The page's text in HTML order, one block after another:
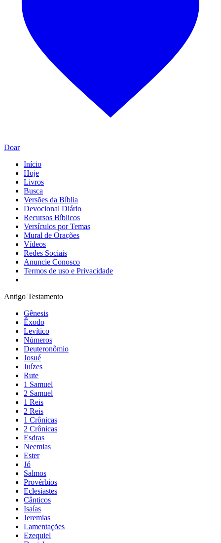
Doar
Início
Hoje
Livros
Busca
Versões da Bíblia
Devocional Diário
Recursos Bíblicos
Versículos por Temas
Mural de Orações
Vídeos
Redes Sociais
Anuncie Conosco
Termos de uso e Privacidade
Antigo Testamento
Gênesis
Êxodo
Levítico
Números
Deuteronômio
Josué
Juízes
Rute
1 Samuel
2 Samuel
1 Reis
2 Reis
1 Crônicas
2 Crônicas
Esdras
Neemias
Ester
Jó
Salmos
Provérbios
Eclesiastes
Cânticos
Isaías
Jeremias
Lamentações
Ezequiel